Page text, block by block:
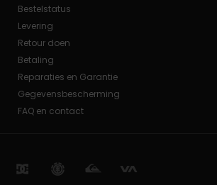
Bestelstatus
Levering
Retour doen
Betaling
Reparaties en Garantie
Gegevensbescherming
FAQ en contact